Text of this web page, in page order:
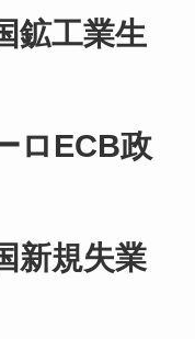
鉱工業生
ロECB政
新規失業